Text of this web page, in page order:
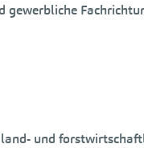
gewerbliche
und